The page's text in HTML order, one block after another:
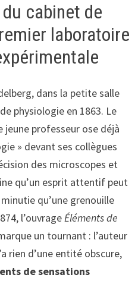
cabinet de
laboratoire
dans la petite salle
physiologie en 1863. Le
jeune professeur ose déjà
» devant ses collègues
des microscopes et
qu’un esprit attentif peut
qu’une grenouille
l’ouvrageÉléments de
un tournant : l’auteur
rien d’une entité obscure,
de sensations